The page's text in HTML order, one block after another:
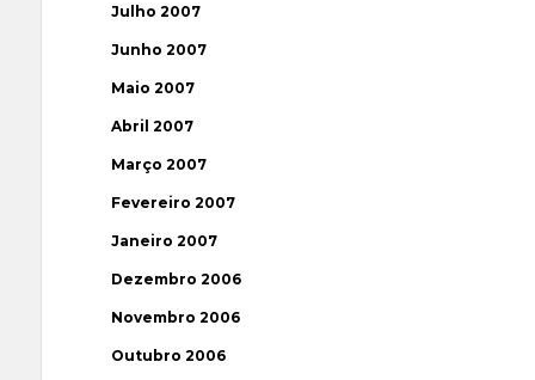
Julho 2007
Junho 2007
Maio 2007
Abril 2007
Março 2007
Fevereiro 2007
Janeiro 2007
Dezembro 2006
Novembro 2006
Outubro 2006